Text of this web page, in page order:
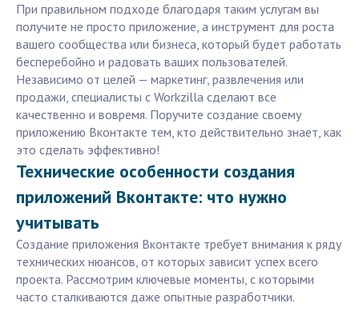
При правильном подходе благодаря таким услугам вы
получите не просто приложение, а инструмент для роста
вашего сообщества или бизнеса, который будет работать
бесперебойно и радовать ваших пользователей.
Независимо от целей — маркетинг, развлечения или
продажи, специалисты с Workzilla сделают все
качественно и вовремя. Поручите создание своему
приложению Вконтакте тем, кто действительно знает, как
это сделать эффективно!
Технические особенности создания
приложений Вконтакте: что нужно
учитывать
Создание приложения Вконтакте требует внимания к ряду
технических нюансов, от которых зависит успех всего
проекта. Рассмотрим ключевые моменты, с которыми
часто сталкиваются даже опытные разработчики.